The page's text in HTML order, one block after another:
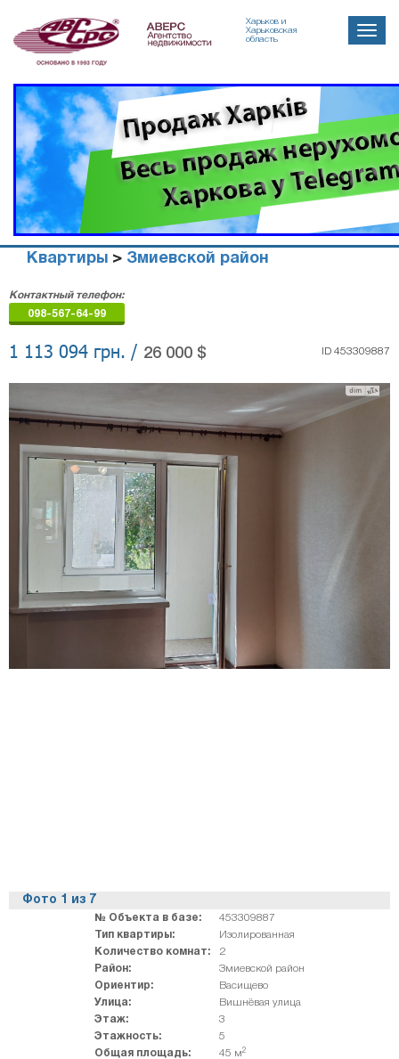
Харьков и
Харьковская
область
Toggle
Квартиры > Змиевской район
недвижимости
"Аверс"
Контактный телефон:
098-567-64-99
1 113 094 грн. / 26 000 $ ID 453309887
Фото 1 из 7
№ Объекта в базе:
453309887
Тип квартиры:
Изолированная
Количество комнат:
2
Район:
Змиевской район
Ориентир:
Васищево
Улица:
Вишнёвая улица
Этаж:
3
Этажность:
5
Общая площадь:
45 м2